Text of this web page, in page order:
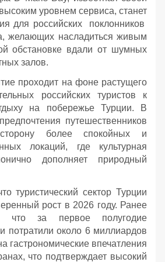
уровнем сервиса, станет
для российских поклонников
желающих насладиться живым
обстановке вдали от шумных
залов.
проходит на фоне растущего
российских туристов к
на побережье Турции. В
путешественников
более спокойных и
локаций, где культурная
дополняет природный
туристический сектор Турции
рост в 2026 году. Ранее
что за первое полугодие
потратили около 6 миллиардов
гастрономические впечатления
что подтверждает высокий